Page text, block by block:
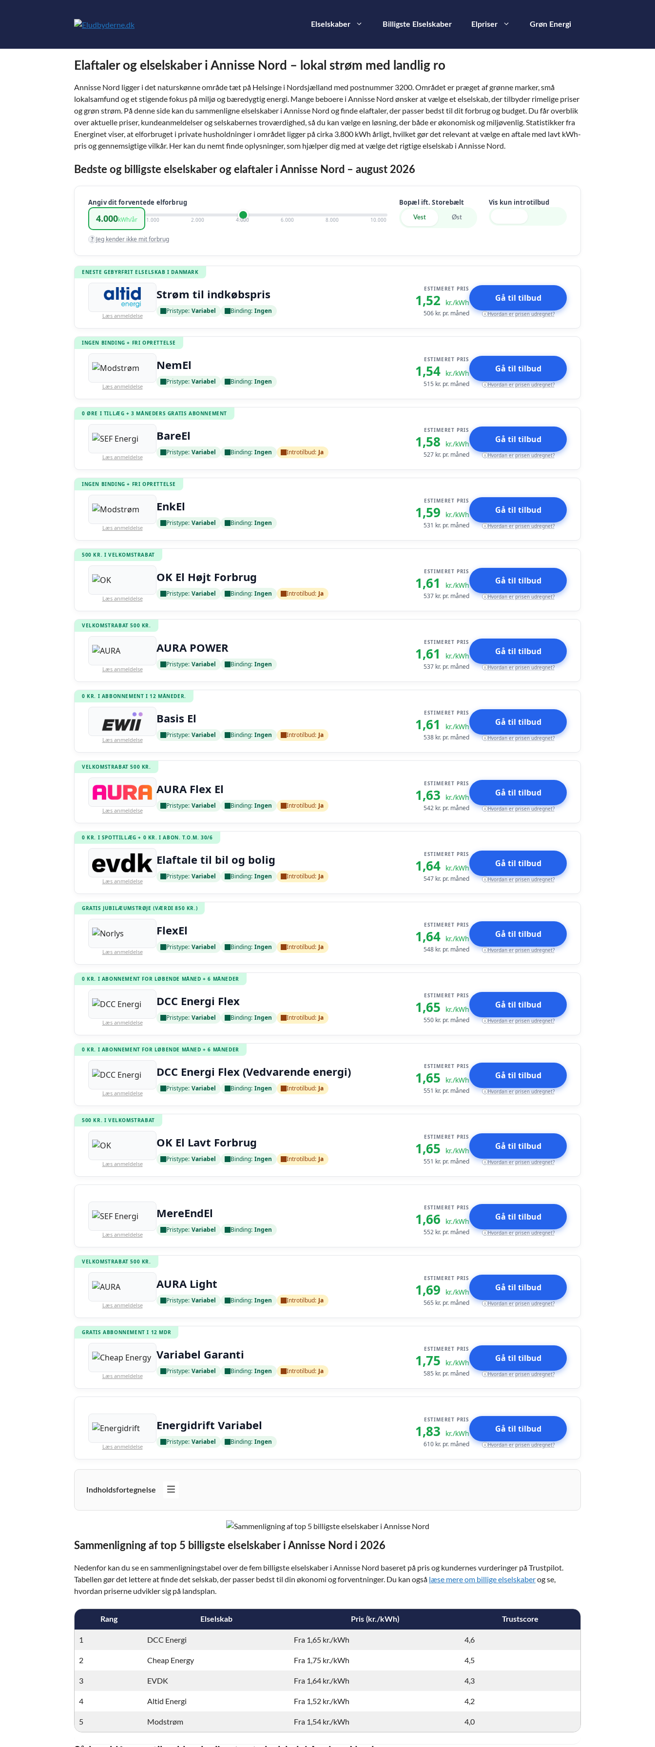
Elselskaber Billigste Elselskaber Elpriser Grøn Energi
Elaftaler og elselskaber i Annisse Nord – lokal strøm med landlig ro
Annisse Nord ligger i det naturskønne område tæt på Helsinge i Nordsjælland med postnummer 3200. Området er præget af grønne marker, små
lokalsamfund og et stigende fokus på miljø og bæredygtig energi. Mange beboere i Annisse Nord ønsker at vælge et elselskab, der tilbyder rimelige priser
og grøn strøm. På denne side kan du sammenligne elselskaber i Annisse Nord og finde elaftaler, der passer bedst til dit forbrug og budget. Du får overblik
over aktuelle priser, kundeanmeldelser og selskabernes troværdighed, så du kan vælge en løsning, der både er økonomisk og miljøvenlig. Statistikker fra
Energinet viser, at elforbruget i private husholdninger i området ligger på cirka 3.800 kWh årligt, hvilket gør det relevant at vælge en aftale med lavt kWh-
pris og gennemsigtige vilkår. Her kan du nemt finde oplysninger, som hjælper dig med at vælge det rigtige elselskab i Annisse Nord.
Bedste og billigste elselskaber og elaftaler i Annisse Nord – august 2026
Angiv dit forventede elforbrug
4.000kWh/år 1.000 2.000 4.000 6.000 8.000 10.000
? Jeg kender ikke mit forbrug
Bopæl ift. Storebælt
Vest Øst
Vis kun introtilbud
ENESTE GEBYRFRIT ELSELSKAB I DANMARK
Læs anmeldelse
Strøm til indkøbspris
Pristype: Variabel Binding: Ingen
ESTIMERET PRIS
1,52 kr./kWh
506 kr. pr. måned
Gå til tilbud
i Hvordan er prisen udregnet?
INGEN BINDING + FRI OPRETTELSE
Læs anmeldelse
NemEl
Pristype: Variabel Binding: Ingen
ESTIMERET PRIS
1,54 kr./kWh
515 kr. pr. måned
Gå til tilbud
i Hvordan er prisen udregnet?
0 ØRE I TILLÆG + 3 MÅNEDERS GRATIS ABONNEMENT
Læs anmeldelse
BareEl
Pristype: Variabel Binding: Ingen Introtilbud: Ja
ESTIMERET PRIS
1,58 kr./kWh
527 kr. pr. måned
Gå til tilbud
i Hvordan er prisen udregnet?
INGEN BINDING + FRI OPRETTELSE
Læs anmeldelse
EnkEl
Pristype: Variabel Binding: Ingen
ESTIMERET PRIS
1,59 kr./kWh
531 kr. pr. måned
Gå til tilbud
i Hvordan er prisen udregnet?
500 KR. I VELKOMSTRABAT
Læs anmeldelse
OK El Højt Forbrug
Pristype: Variabel Binding: Ingen Introtilbud: Ja
ESTIMERET PRIS
1,61 kr./kWh
537 kr. pr. måned
Gå til tilbud
i Hvordan er prisen udregnet?
VELKOMSTRABAT 500 KR.
Læs anmeldelse
AURA POWER
Pristype: Variabel Binding: Ingen
ESTIMERET PRIS
1,61 kr./kWh
537 kr. pr. måned
Gå til tilbud
i Hvordan er prisen udregnet?
0 KR. I ABBONNEMENT I 12 MÅNEDER.
Læs anmeldelse
Basis El
Pristype: Variabel Binding: Ingen Introtilbud: Ja
ESTIMERET PRIS
1,61 kr./kWh
538 kr. pr. måned
Gå til tilbud
i Hvordan er prisen udregnet?
VELKOMSTRABAT 500 KR.
Læs anmeldelse
AURA Flex El
Pristype: Variabel Binding: Ingen Introtilbud: Ja
ESTIMERET PRIS
1,63 kr./kWh
542 kr. pr. måned
Gå til tilbud
i Hvordan er prisen udregnet?
0 KR. I SPOTTILLÆG + 0 KR. I ABON. T.O.M. 30/6
Læs anmeldelse
Elaftale til bil og bolig
Pristype: Variabel Binding: Ingen Introtilbud: Ja
ESTIMERET PRIS
1,64 kr./kWh
547 kr. pr. måned
Gå til tilbud
i Hvordan er prisen udregnet?
GRATIS JUBILÆUMSTRØJE (VÆRDI 850 KR.)
Læs anmeldelse
FlexEl
Pristype: Variabel Binding: Ingen Introtilbud: Ja
ESTIMERET PRIS
1,64 kr./kWh
548 kr. pr. måned
Gå til tilbud
i Hvordan er prisen udregnet?
0 KR. I ABONNEMENT FOR LØBENDE MÅNED + 6 MÅNEDER
Læs anmeldelse
DCC Energi Flex
Pristype: Variabel Binding: Ingen Introtilbud: Ja
ESTIMERET PRIS
1,65 kr./kWh
550 kr. pr. måned
Gå til tilbud
i Hvordan er prisen udregnet?
0 KR. I ABONNEMENT FOR LØBENDE MÅNED + 6 MÅNEDER
Læs anmeldelse
DCC Energi Flex (Vedvarende energi)
Pristype: Variabel Binding: Ingen Introtilbud: Ja
ESTIMERET PRIS
1,65 kr./kWh
551 kr. pr. måned
Gå til tilbud
i Hvordan er prisen udregnet?
500 KR. I VELKOMSTRABAT
Læs anmeldelse
OK El Lavt Forbrug
Pristype: Variabel Binding: Ingen Introtilbud: Ja
ESTIMERET PRIS
1,65 kr./kWh
551 kr. pr. måned
Gå til tilbud
i Hvordan er prisen udregnet?
Læs anmeldelse
MereEndEl
Pristype: Variabel Binding: Ingen
ESTIMERET PRIS
1,66 kr./kWh
552 kr. pr. måned
Gå til tilbud
i Hvordan er prisen udregnet?
VELKOMSTRABAT 500 KR.
Læs anmeldelse
AURA Light
Pristype: Variabel Binding: Ingen Introtilbud: Ja
ESTIMERET PRIS
1,69 kr./kWh
565 kr. pr. måned
Gå til tilbud
i Hvordan er prisen udregnet?
GRATIS ABBONNEMENT I 12 MDR
Læs anmeldelse
Variabel Garanti
Pristype: Variabel Binding: Ingen Introtilbud: Ja
ESTIMERET PRIS
1,75 kr./kWh
585 kr. pr. måned
Gå til tilbud
i Hvordan er prisen udregnet?
Læs anmeldelse
Energidrift Variabel
Pristype: Variabel Binding: Ingen
ESTIMERET PRIS
1,83 kr./kWh
610 kr. pr. måned
Gå til tilbud
i Hvordan er prisen udregnet?
Indholdsfortegnelse
Sammenligning af top 5 billigste elselskaber i Annisse Nord i 2026
Nedenfor kan du se en sammenligningstabel over de fem billigste elselskaber i Annisse Nord baseret på pris og kundernes vurderinger på Trustpilot.
Tabellen gør det lettere at finde det selskab, der passer bedst til din økonomi og forventninger. Du kan også læse mere om billige elselskaberog se,
hvordan priserne udvikler sig på landsplan.
Rang Elselskab Pris (kr./kWh) Trustscore
1 DCC Energi Fra 1,65 kr./kWh 4,6
2 Cheap Energy Fra 1,75 kr./kWh 4,5
3 EVDK Fra 1,64 kr./kWh 4,3
4 Altid Energi Fra 1,52 kr./kWh 4,2
5 Modstrøm Fra 1,54 kr./kWh 4,0